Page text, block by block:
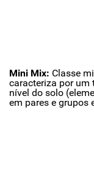
Mini Mix: Classe
caracteriza por um
nível do solo
em pares e grupos